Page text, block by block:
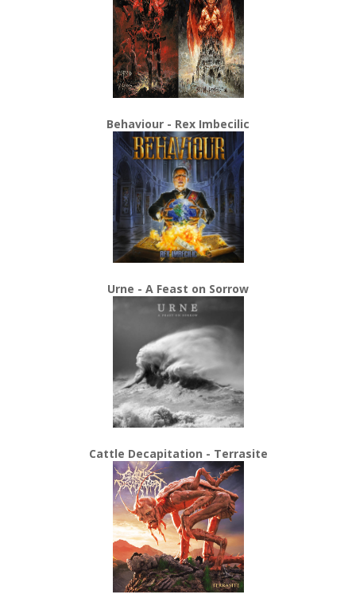
Behaviour - Rex Imbecilic
Urne - A Feast on Sorrow
Cattle Decapitation - Terrasite